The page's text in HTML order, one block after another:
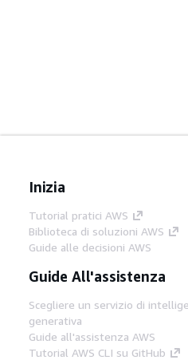
Inizia
Tutorial pratici AWS
Biblioteca di soluzioni AWS
Guide alle decisioni AWS
Guide All'assistenza
Scegliere un servizio di
generativa
Guide all'assistenza AWS
Tutorial AWS CLI su GitHub